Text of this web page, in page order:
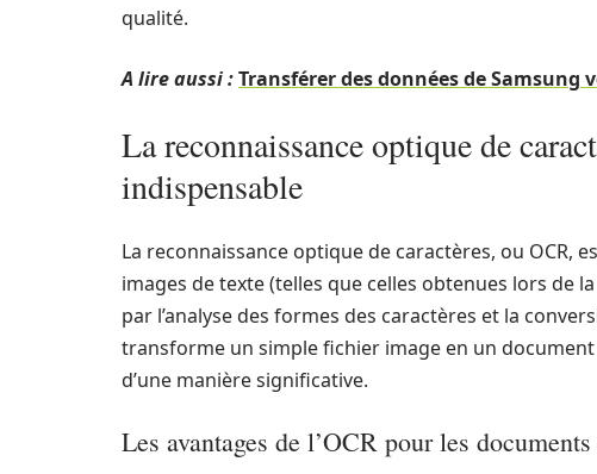
qualité.
A lire aussi :Transférer des données de
La reconnaissance optique de
indispensable
La reconnaissance optique de caractères, ou OCR,
images de texte (telles que celles obtenues lors de
par l’analyse des formes des caractères et la
transforme un simple fichier image en un
d’une manière significative.
Les avantages de l’OCR pour les